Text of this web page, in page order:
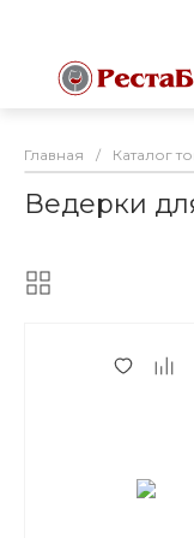
Главная / Каталог
Ведерки